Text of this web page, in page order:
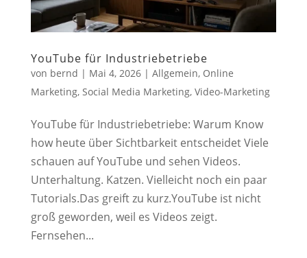
YouTube für Industriebetriebe
von bernd | Mai 4, 2026| Allgemein, Online
Marketing, Social Media Marketing, Video-Marketing
YouTube für Industriebetriebe: Warum Know
how heute über Sichtbarkeit entscheidet Viele
schauen auf YouTube und sehen Videos.
Unterhaltung. Katzen. Vielleicht noch ein paar
Tutorials.Das greift zu kurz.YouTube ist nicht
groß geworden, weil es Videos zeigt.
Fernsehen...